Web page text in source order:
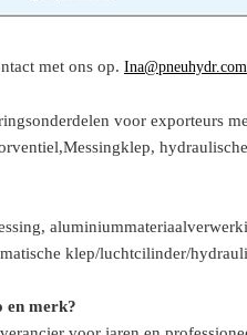
met ons op. Ina@pneuhydr.com
voor exporteurs
Messingklep,
aluminium
klep/luchtcilinder/
en merk?